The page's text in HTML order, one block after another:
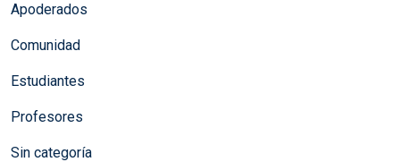
Apoderados
Comunidad
Estudiantes
Profesores
Sin categoría